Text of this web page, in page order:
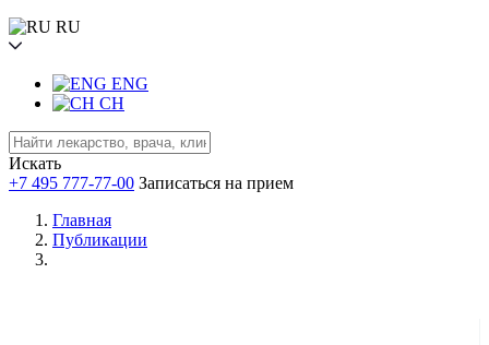
RU
ENG
CH
Искать
+7 495 777-77-00 Записаться на прием
Главная
Публикации